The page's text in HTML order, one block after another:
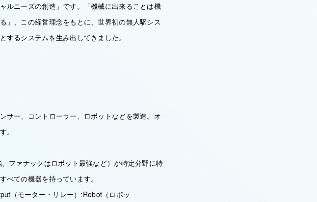
ルニーズの創造」です。「機械に出来ることは機
」、この経営理念をもとに、世界初の無人駅シス
るシステムを生み出してきました。
サー、コントローラー、ロボットなどを製造。オ
。
ファナックはロボット最強など）が特定分野に特
ての機器を持っています。
（モーター・リレー）:Robot（ロボッ